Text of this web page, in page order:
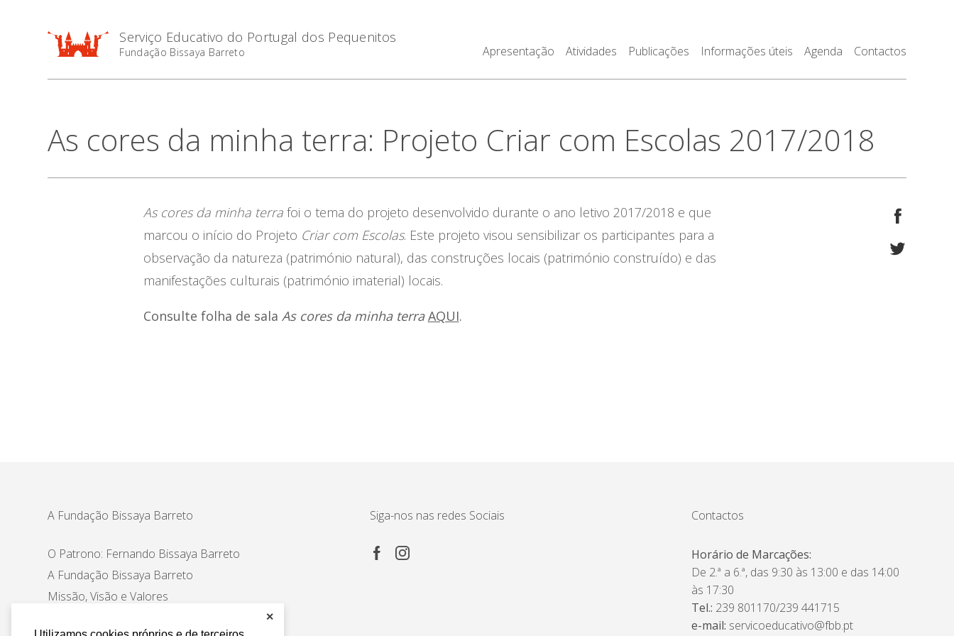
✕
Serviço Educativo do Portugal dos Pequenitos
Fundação Bissaya Barreto Apresentação Atividades Publicações Informações úteis Agenda Contactos
As cores da minha terra: Projeto Criar com Escolas 2017/2018
As cores da minha terrafoi o tema do projeto desenvolvido durante o ano letivo 2017/2018 e que
marcou o início do Projeto Criar com Escolas. Este projeto visou sensibilizar os participantes para a
observação da natureza (património natural), das construções locais (património construído) e das
manifestações culturais (património imaterial) locais.
Consulte folha de sala As cores da minha terra AQUI.
A Fundação Bissaya Barreto
O Patrono: Fernando Bissaya Barreto
A Fundação Bissaya Barreto
Missão, Visão e Valores
Siga-nos nas redes Sociais Contactos
Horário de Marcações:
De 2.ª a 6.ª, das 9:30 às 13:00 e das 14:00
às 17:30
Tel.: 239 801170/239 441715
e-mail: servicoeducativo@fbb.pt